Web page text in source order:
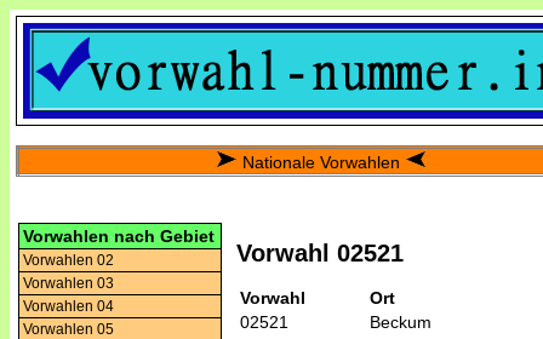
Nationale Vorwahlen
Vorwahlen nach Gebiet
Vorwahlen 02
Vorwahlen 03
Vorwahlen 04
Vorwahlen 05
Vorwahl 02521
Vorwahl
Ort
02521
Beckum